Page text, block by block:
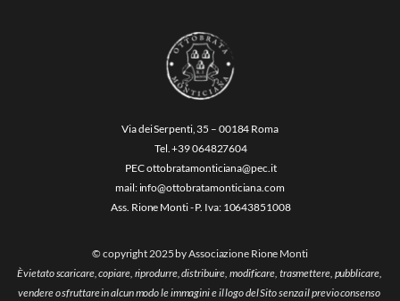
Via dei Serpenti, 35 – 00184 Roma
Tel. +39 064827604
PEC ottobratamonticiana@pec.it
mail: info@ottobratamonticiana.com
Ass. Rione Monti - P. Iva: 10643851008
© copyright 2025 by Associazione Rione Monti
È vietato scaricare, copiare, riprodurre, distribuire, modificare, trasmettere, pubblicare,
vendere o sfruttare in alcun modo le immagini e il logo del Sito senza il previo consenso